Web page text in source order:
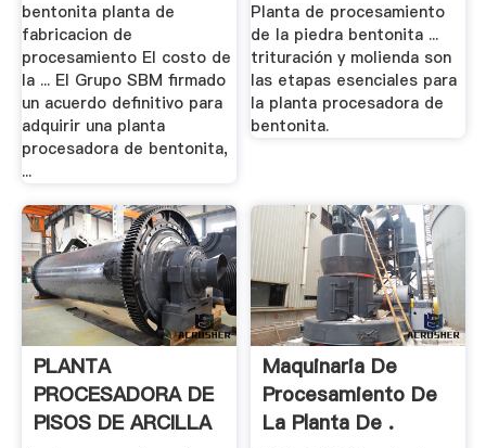
bentonita planta de
fabricacion de
procesamiento El costo de
la ... El Grupo SBM firmado
un acuerdo definitivo para
adquirir una planta
procesadora de bentonita,
...
Planta de procesamiento
de la piedra bentonita ...
trituración y molienda son
las etapas esenciales para
la planta procesadora de
bentonita.
PLANTA
PROCESADORA DE
PISOS DE ARCILLA
Maquinaria De
Procesamiento De
La Planta De .